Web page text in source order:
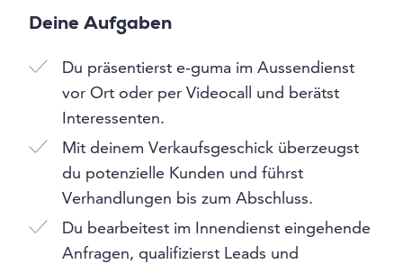
Deine Aufgaben
Du präsentierst e-guma im Aussendienst
vor Ort oder per Videocall und berätst
Interessenten.
Mit deinem Verkaufsgeschick überzeugst
du potenzielle Kunden und führst
Verhandlungen bis zum Abschluss.
Du bearbeitest im Innendienst eingehende
Anfragen, qualifizierst Leads und